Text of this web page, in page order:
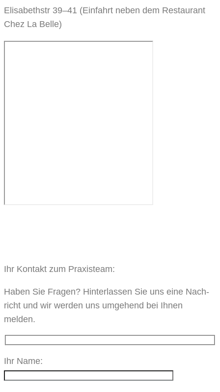
Eli­sa­bethstr 39–41 (Ein­fahrt neben dem Restau­rant
Chez La Belle)
Ihr Kon­takt zum Praxisteam:
Haben Sie Fra­gen? Hin­ter­las­sen Sie uns eine Nach­
richt und wir wer­den uns umge­hend bei Ihnen
melden.
Ihr Name: